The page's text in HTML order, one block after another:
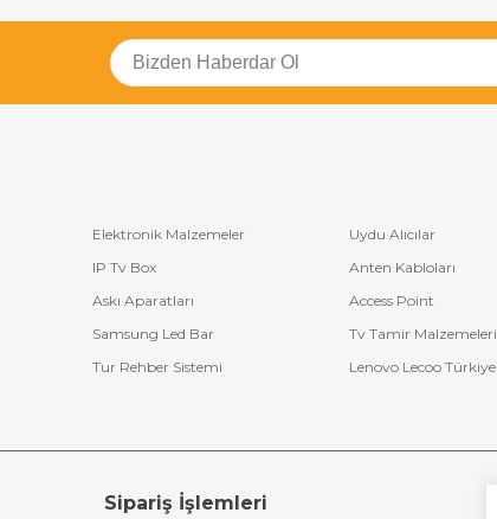
Elektronik Malzemeler Uydu Alıcılar
IP Tv Box Anten Kabloları
Askı Aparatları Access Point
Samsung Led Bar Tv Tamir Malzemeleri
Tur Rehber Sistemi Lenovo Lecoo Türkiye
Sipariş İşlemleri